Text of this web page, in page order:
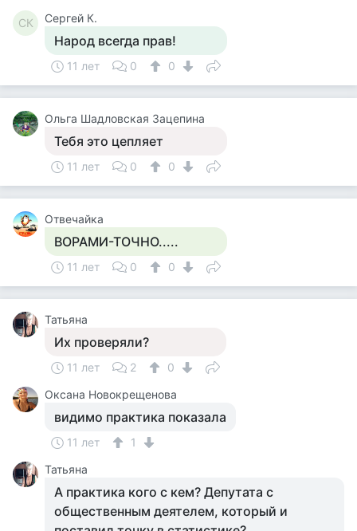
СК Сергей К.
Народ всегда прав!
11 лет 0 0
Ольга Шадловская Зацепина
Тебя это цепляет
11 лет 0 0
Отвечайка
ВОРАМИ-ТОЧНО.....
11 лет 0 0
Татьяна
Их проверяли?
11 лет 2
0
Оксана Новокрещенова
видимо практика показала
11 лет
1
Татьяна
А практика кого с кем? Депутата с
общественным деятелем, который и